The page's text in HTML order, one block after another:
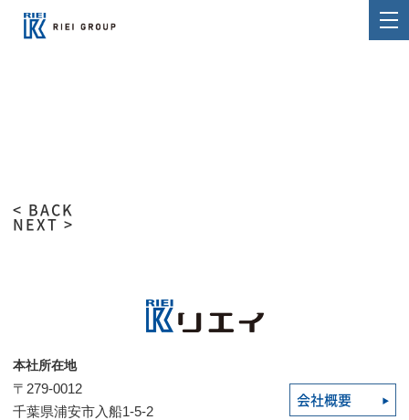
< BACK
NEXT >
本社所在地
〒279-0012
千葉県浦安市入船1-5-2
会社概要